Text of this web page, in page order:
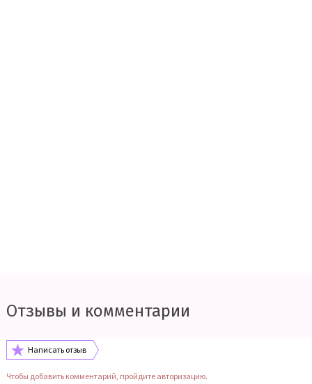
Отзывы и комментарии
Написать отзыв
Чтобы добавить комментарий, пройдите авторизацию.